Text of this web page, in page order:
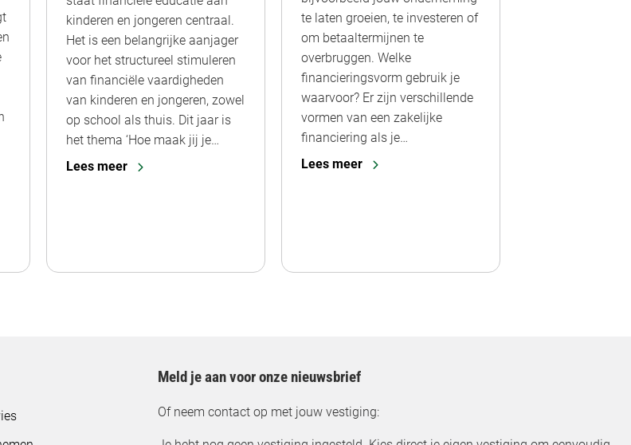
kinderen en jongeren centraal.
Het is een belangrijke aanjager
voor het structureel stimuleren
van financiële vaardigheden
van kinderen en jongeren, zowel
op school als thuis. Dit jaar is
het thema ‘Hoe maak jij je…
Lees meer
te laten groeien, te investeren of
om betaaltermijnen te
overbruggen. Welke
financieringsvorm gebruik je
waarvoor? Er zijn verschillende
vormen van een zakelijke
financiering als je…
Lees meer
Meld je aan voor onze nieuwsbrief
Of neem contact op met jouw vestiging: